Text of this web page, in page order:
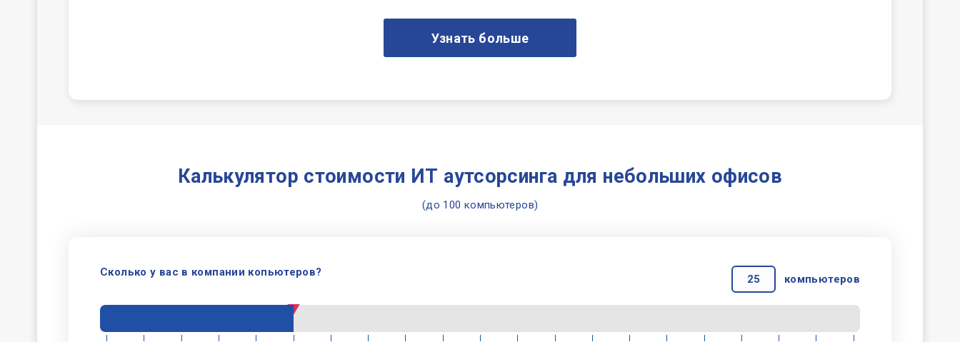
Узнать больше
Калькулятор стоимости ИТ аутсорсинга для небольших офисов
(до 100 компьютеров)
Сколько у вас в компании копьютеров?
компьютеров